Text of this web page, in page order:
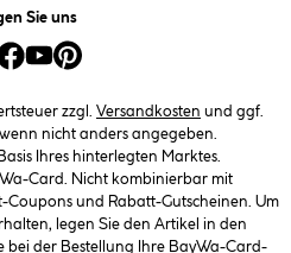
Sie uns
zzgl. Versandkosten und ggf.
nicht anders angegeben.
Ihres hinterlegten Marktes.
Card. Nicht kombinierbar mit
und Rabatt-Gutscheinen. Um
legen Sie den Artikel in den
bei der Bestellung Ihre BayWa-Card-